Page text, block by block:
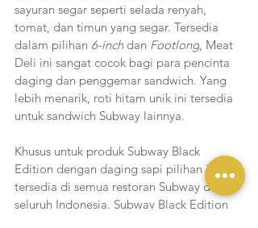
sayuran segar seperti selada renyah,
tomat, dan timun yang segar. Tersedia
dalam pilihan 6-inch dan Footlong, Meat
Deli ini sangat cocok bagi para pencinta
daging dan penggemar sandwich. Yang
lebih menarik, roti hitam unik ini tersedia
untuk sandwich Subway lainnya.
Khusus untuk produk Subway Black
Edition dengan daging sapi pilihan ini
tersedia di semua restoran Subway di
seluruh Indonesia. Subway Black Edition